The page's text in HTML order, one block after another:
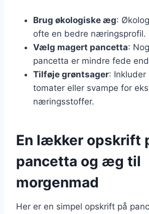
Brug økologiske æg:
ofte en bedre næringsprofil.
Vælg magert pancetta:
pancetta er mindre fede
Tilføje grøntsager: Inkluder
tomater eller svampe for
næringsstoffer.
En lækker opskrift
pancetta og æg til
morgenmad
Her er en simpel opskrift på